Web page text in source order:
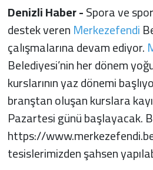
Denizli Haber -Spora ve
destek verenMerkezefendi
çalışmalarına devam ediyor.
Belediyesi’nin her dönem
kurslarının yaz dönemi
branştan oluşan kurslara
Pazartesi günü başlayacak.
https://
tesislerimizden şahsen